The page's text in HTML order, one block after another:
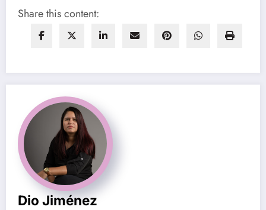
Share this content:
Dio Jiménez